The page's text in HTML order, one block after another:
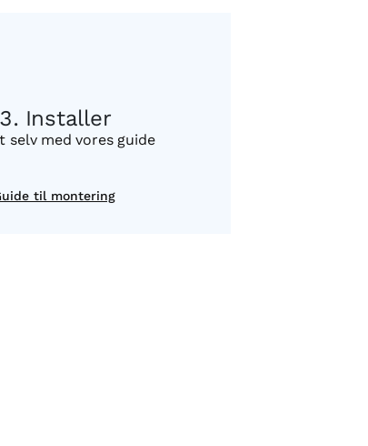
Installer
selv med vores guide
til montering